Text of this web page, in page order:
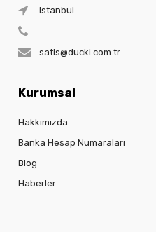
Istanbul
satis@ducki.com.tr
Kurumsal
Hakkımızda
Banka Hesap Numaraları
Blog
Haberler